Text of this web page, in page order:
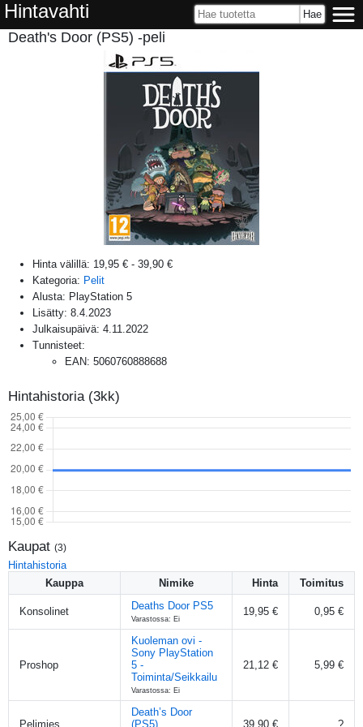
Hintavahti
Death's Door (PS5) -peli
Hinta välillä: 19,95 € - 39,90 €
Kategoria: Pelit
Alusta: PlayStation 5
Lisätty: 8.4.2023
Julkaisupäivä: 4.11.2022
Tunnisteet:
EAN: 5060760888688
Hintahistoria (3kk)
Kaupat (3)
Hintahistoria
Kauppa
Nimike Hinta Toimitus
Konsolinet Deaths Door PS5
Varastossa: Ei
19,95 € 0,95 €
Proshop
Kuoleman ovi -
Sony PlayStation
5 -
Toiminta/Seikkailu
Varastossa: Ei
21,12 € 5,99 €
Pelimies
Death’s Door
(PS5)
39,90 € ?